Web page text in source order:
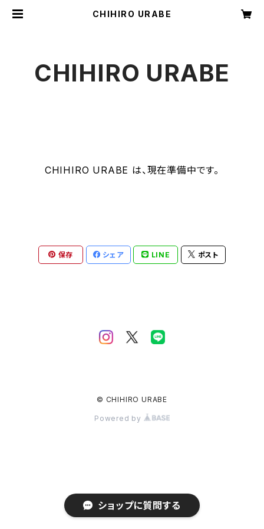
CHIHIRO URABE
CHIHIRO URABE
CHIHIRO URABE は、現在準備中です。
保存 シェア LINE ポスト
© CHIHIRO URABE
Powered by
ショップに質問する